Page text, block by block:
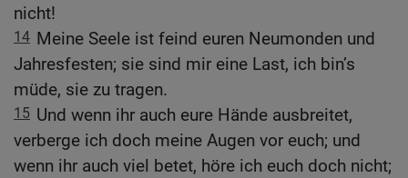
nicht!
14 Meine Seele ist feind euren Neumonden und
Jahresfesten; sie sind mir eine Last, ich bin’s
müde, sie zu tragen.
15 Und wenn ihr auch eure Hände ausbreitet,
verberge ich doch meine Augen vor euch; und
wenn ihr auch viel betet, höre ich euch doch nicht;